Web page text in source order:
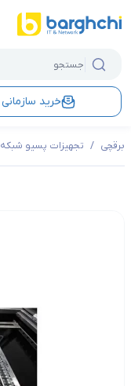
خرید سازمانی
برقچی / تجهیزات پسیو شبکه